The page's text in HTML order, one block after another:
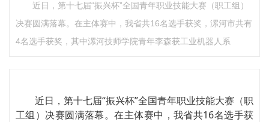
近日，第十七届“振兴杯”全国青年职业技能大赛（职工组）
决赛圆满落幕。在主体赛中，我省共16名选手获奖，漯河市共有
4名选手获奖，其中漯河技师学院青年李森获工业机器人系
近日，第十七届“振兴杯”全国青年职业技能大赛（职
工组）决赛圆满落幕。在主体赛中，我省共16名选手获